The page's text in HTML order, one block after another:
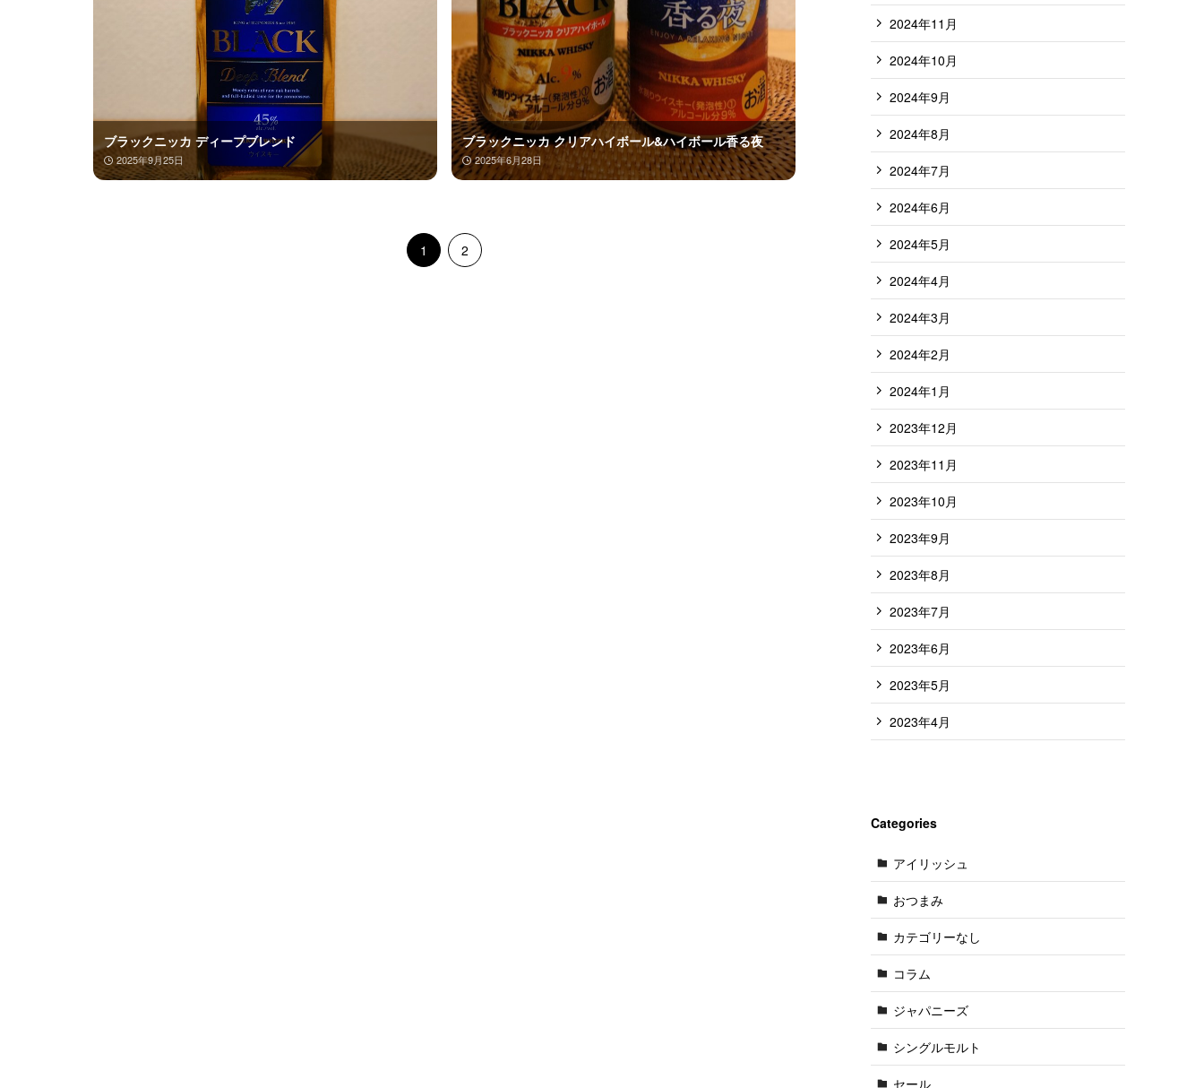
ブラックニッカ ディープブレンド
2025年9月25日
ブラックニッカ クリアハイボール&ハイボール香る夜
2025年6月28日
1 2
2024年11月
2024年10月
2024年9月
2024年8月
2024年7月
2024年6月
2024年5月
2024年4月
2024年3月
2024年2月
2024年1月
2023年12月
2023年11月
2023年10月
2023年9月
2023年8月
2023年7月
2023年6月
2023年5月
2023年4月
Categories
アイリッシュ
おつまみ
カテゴリーなし
コラム
ジャパニーズ
シングルモルト
セール